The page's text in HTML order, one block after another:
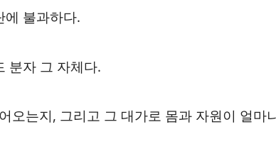
에 불과하다.
분자 그 자체다.
오는지, 그리고 그 대가로 몸과 자원이 얼마